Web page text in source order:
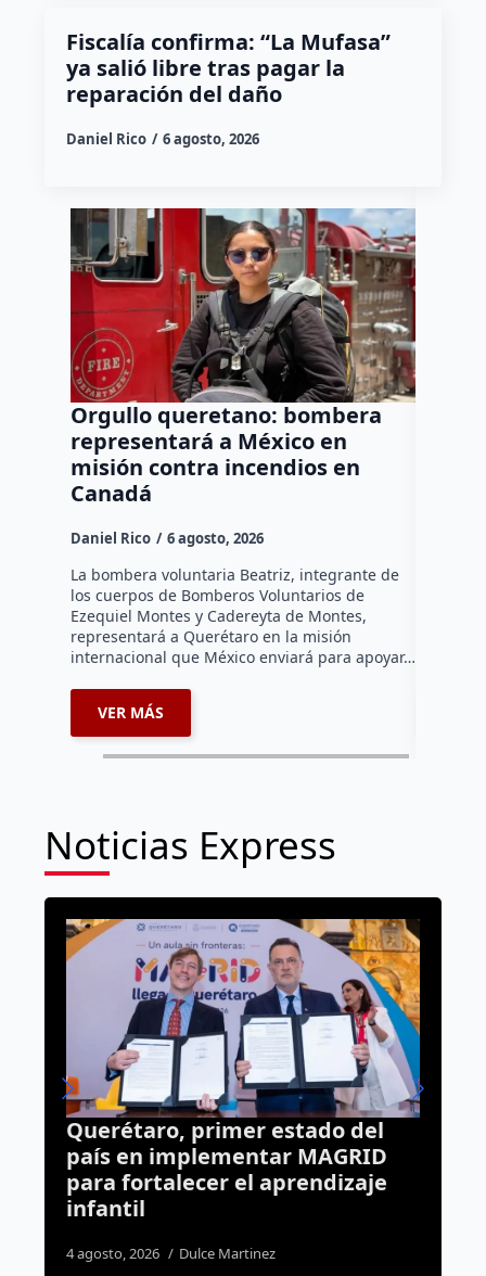
Fiscalía confirma: “La Mufasa”
ya salió libre tras pagar la
reparación del daño
Daniel Rico 6 agosto, 2026
Orgullo queretano: bombera
representará a México en
misión contra incendios en
Canadá
Daniel Rico 6 agosto, 2026
La bombera voluntaria Beatriz, integrante de
los cuerpos de Bomberos Voluntarios de
Ezequiel Montes y Cadereyta de Montes,
representará a Querétaro en la misión
internacional que México enviará para apoyar…
VER MÁS
Noticias Express
del
MAGRID
Camión cargado de pollo
termina volcado en
Parque; hay un lesionado